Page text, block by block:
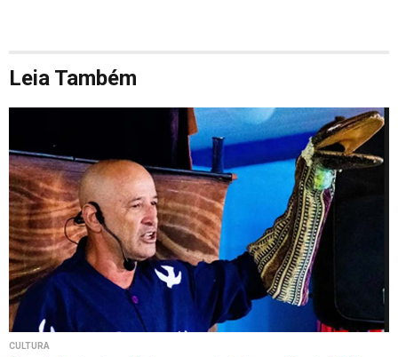
Leia Também
CULTURA